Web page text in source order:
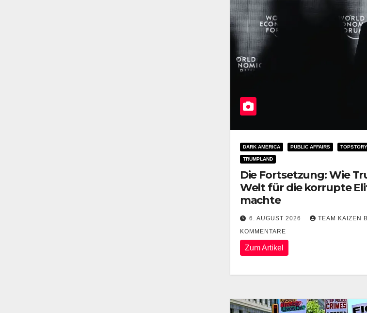
DARK AMERICA PUBLIC AFFAIRS TOPSTORY
TRUMPLAND
Die Fortsetzung: Wie
Welt für die korrupte
machte
6. AUGUST 2026 TEAM KAIZEN
KOMMENTARE
Zum Artikel